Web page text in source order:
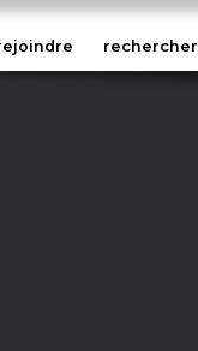
rechercher